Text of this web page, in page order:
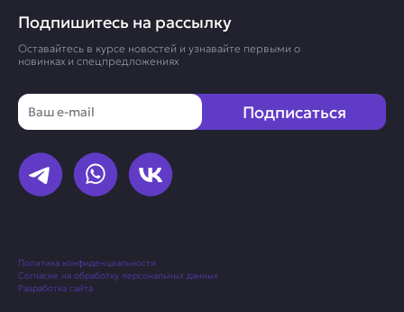
Подпишитесь на рассылку
Оставайтесь в курсе новостей и узнавайте первыми о
новинках и спецпредложениях
Email
Подписаться
Политика конфиденциальности
Согласие на обработку персональных данных
Разработка сайта